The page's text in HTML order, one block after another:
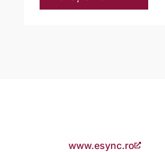
www.esync.ro